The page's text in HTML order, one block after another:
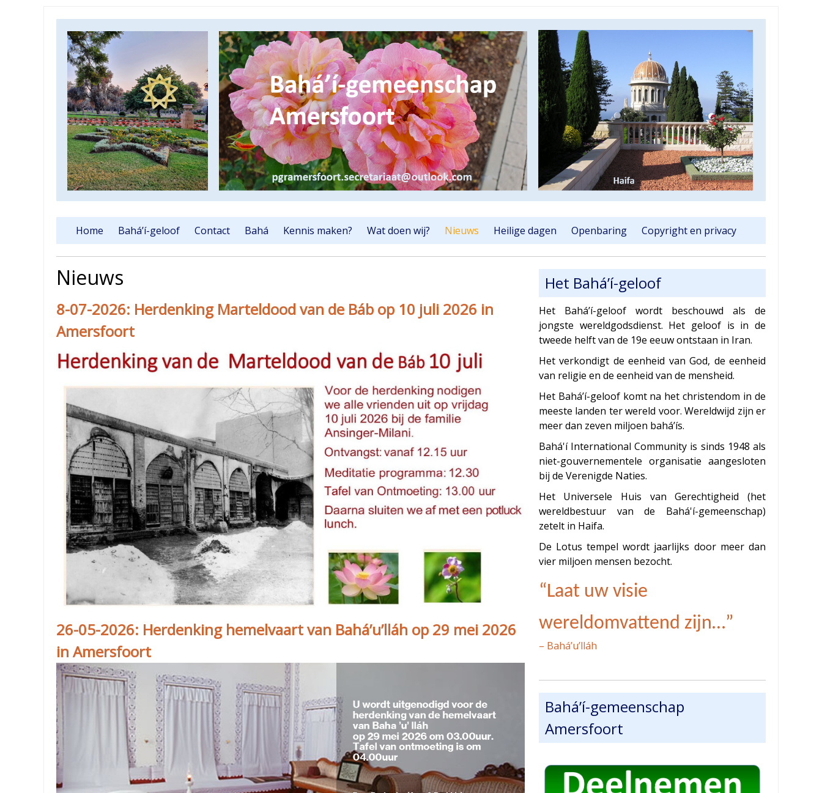
Home Bahá’í-geloof Contact Bahá Kennis maken? Wat doen wij? Nieuws Heilige dagen Openbaring Copyright en privacy
Nieuws
8-07-2026: Herdenking Marteldood van de Báb op 10 juli 2026 in
Amersfoort
26-05-2026: Herdenking hemelvaart van Bahá’u’lláh op 29 mei 2026
in Amersfoort
Het Bahá’í-geloof
Het Bahá’í-geloof wordt beschouwd als de
jongste wereldgodsdienst. Het geloof is in de
tweede helft van de 19e eeuw ontstaan in Iran.
Het verkondigt de eenheid van God, de eenheid
van religie en de eenheid van de mensheid.
Het Bahá’í-geloof komt na het christendom in de
meeste landen ter wereld voor. Wereldwijd zijn er
meer dan zeven miljoen bahá’ís.
Bahá'í International Community is sinds 1948 als
niet-gouvernementele organisatie aangesloten
bij de Verenigde Naties.
Het Universele Huis van Gerechtigheid (het
wereldbestuur van de Bahá'í-gemeenschap)
zetelt in Haifa.
De Lotus tempel wordt jaarlijks door meer dan
vier miljoen mensen bezocht.
“Laat uw visie
wereldomvattend zijn…”
– Bahá’u’lláh
Bahá’í-gemeenschap
Amersfoort